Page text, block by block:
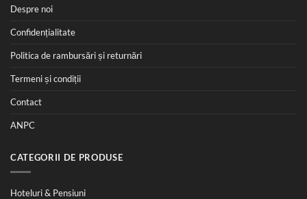
Despre noi
Confidențialitate
Politica de rambursări și returnări
Termeni și condiții
Contact
ANPC
CATEGORII DE PRODUSE
Hoteluri & Pensiuni